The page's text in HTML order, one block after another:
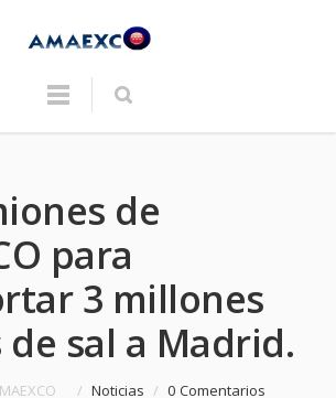
de
para
3 millones
sal a Madrid.
/ Noticias / 0 Comentarios